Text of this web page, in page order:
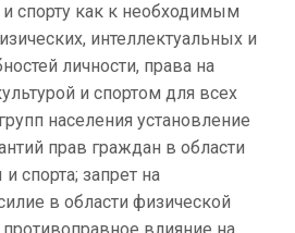
спорту как к необходимым
интеллектуальных и
личности, права на
и спортом для всех
населения установление
прав граждан в области
спорта; запрет на
в области физической